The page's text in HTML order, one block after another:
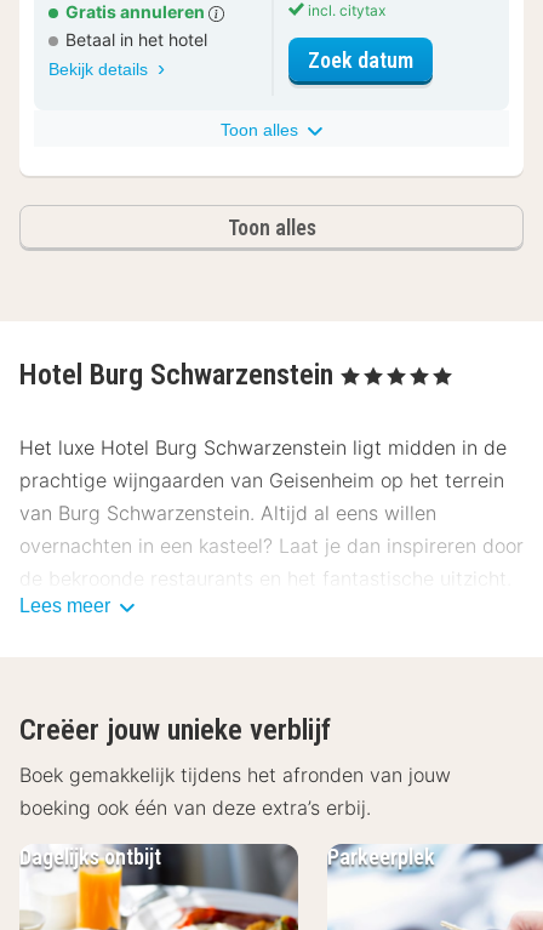
Gratis annuleren
Betaal in het hotel
Bekijk details
incl. citytax
Zoek datumvoor Deluxe
Toon alles
Toon alles
Hotel Burg Schwarzenstein , 5 Sterren
Het luxe Hotel Burg Schwarzenstein ligt midden in de
prachtige wijngaarden van Geisenheim op het terrein
van Burg Schwarzenstein. Altijd al eens willen
overnachten in een kasteel? Laat je dan inspireren door
de bekroonde restaurants en het fantastische uitzicht.
zeer moderne badkamer. Geniet van de uitstekende
keuken van de 2 restaurants met een sfeervolle
menukaart. Het restaurant MÜLLERS op het kasteel,
gerund door de beroemde chef-kok Nelson Müller, zal
je inspireren. Je kunt ook een regionale wijn proberen
in de hotelbar.
Lees meer
Creëer jouw unieke verblijf
Boek gemakkelijk tijdens het afronden van jouw
boeking ook één van deze extra’s erbij.
Dagelijks ontbijt Parkeerplek